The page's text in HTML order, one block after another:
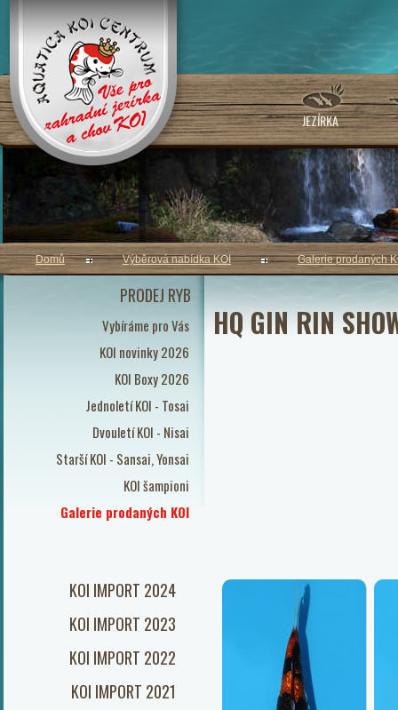
JEZÍRKA
PRODEJ RYB
Vybíráme pro Vás
KOI novinky 2026
KOI Boxy 2026
Jednoletí KOI - Tosai
Dvouletí KOI - Nisai
Starší KOI - Sansai, Yonsai
KOI šampioni
Galerie prodaných KOI
KOI IMPORT 2024
KOI IMPORT 2023
KOI IMPORT 2022
KOI IMPORT 2021
Domů Výběrová nabídka KOI Galerie prodaných
HQ GIN RIN